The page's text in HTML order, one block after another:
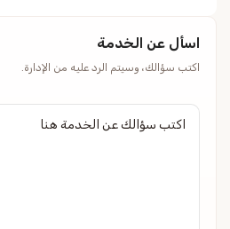
اسأل عن الخدمة
اكتب سؤالك، وسيتم الرد عليه من الإدارة.